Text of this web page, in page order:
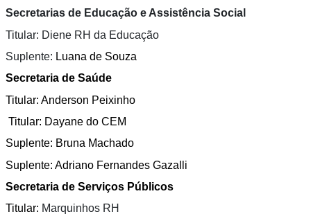
Secretarias de Educação e Assistência Social
Titular: Diene RH da Educação
Suplente: Luana de Souza
Secretaria de Saúde
Titular: Anderson Peixinho
Titular: Dayane do CEM
Suplente: Bruna Machado
Suplente: Adriano Fernandes Gazalli
Secretaria de Serviços Públicos
Titular: Marquinhos RH